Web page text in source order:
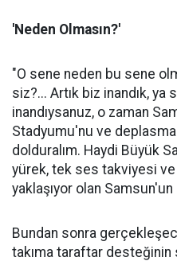
'Neden Olmasın?'
"O sene neden bu sene
siz?... Artık biz inandık, ya
inandıysanuz, o zaman
Stadyumu'nu ve
dolduralım. Haydi Büyük
yürek, tek ses takviyesi
yaklaşıyor olan
Bundan sonra
takıma taraftar